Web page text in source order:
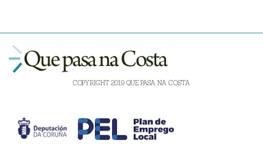
COPYRIGHT 2019 QUE PASA NA COSTA